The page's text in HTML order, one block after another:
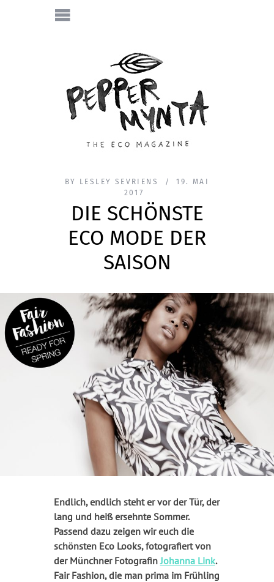
BY LESLEY SEVRIENS
19. MAI
2017
DIE SCHÖNSTE
ECO MODE DER
SAISON
Endlich, endlich steht er vor der Tür, der
lang und heiß ersehnte Sommer.
Passend dazu zeigen wir euch die
schönsten Eco Looks, fotografiert von
der Münchner FotografinJohanna Link.
Fair Fashion, die man prima im Frühling